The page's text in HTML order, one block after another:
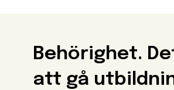
Behörighet.
att gå